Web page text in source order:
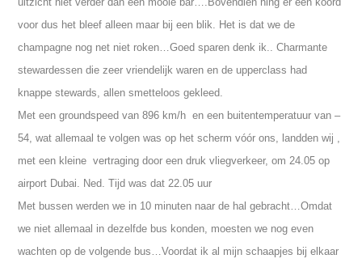
voor dus het bleef alleen maar bij een blik. Het is dat we de
champagne nog net niet roken…Goed sparen denk ik..Charmante
stewardessen die zeer vriendelijk waren en de upperclass had
knappe stewards, allen smetteloos gekleed.
Met een groundspeed van 896 km/h en een buitentemperatuur van –
54, wat allemaal te volgen was op het scherm vóór ons, landden wij ,
met een kleine vertraging door een druk vliegverkeer, om 24.05 op
airport Dubai. Ned. Tijd was dat 22.05 uur
Met bussen werden we in 10 minuten naar de hal gebracht…Omdat
we niet allemaal in dezelfde bus konden, moesten we nog even
wachten op de volgende bus…Voordat ik al mijn schaapjes bij elkaar